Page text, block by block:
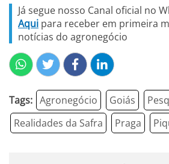
Já segue nosso Canal oficial no
Aqui para receber em primeira
notícias do agronegócio
Tags: Agronegócio Goiás
Realidades da Safra
Praga